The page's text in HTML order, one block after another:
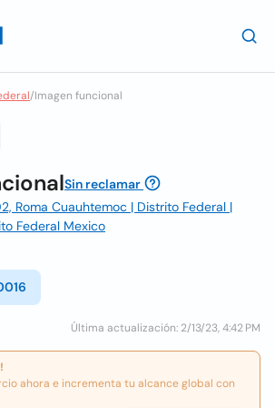
/Imagen funcional
Sin reclamar
Roma Cuauhtemoc | Distrito Federal |
Federal Mexico
Última actualización: 2/13/23, 4:42 PM
ahora e incrementa tu alcance global con